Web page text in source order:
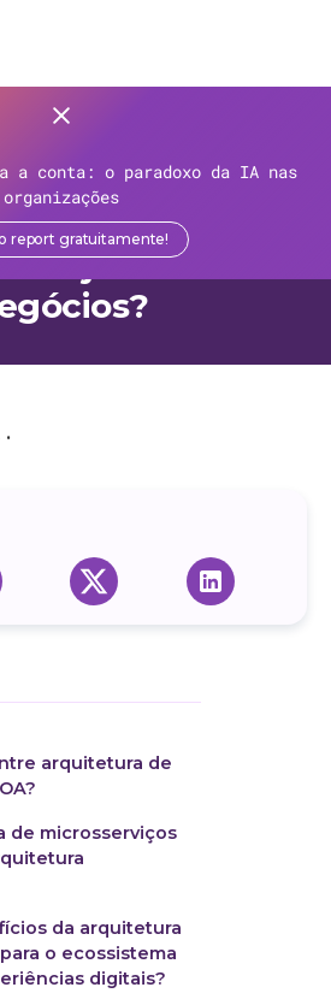
a conta: o paradoxo da IA nas
organizações
report gratuitamente!
arquitetura de
pode
as jornadas dos
•
arquitetura de
de microsserviços
da arquitetura
o ecossistema
digitais?